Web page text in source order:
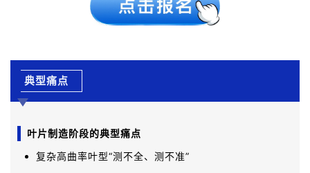
典型痛点
叶片制造阶段的典型痛点
复杂高曲率叶型“测不全、测不准”